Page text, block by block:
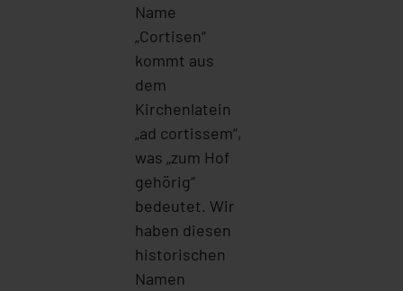
Name
„Cortisen“
kommt aus
dem
Kirchenlatein
„ad cortissem“,
was „zum Hof
gehörig“
bedeutet. Wir
haben diesen
historischen
Namen